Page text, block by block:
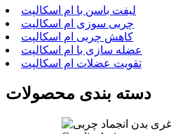
لیفت باسن با ام اسکالپت
چربی سوزی ام اسکالپت
کاهش چربی ام اسکالپت
عضله سازی با ام اسکالپت
تقویت عضلات ام اسکالپت
دسته بندی محصولات